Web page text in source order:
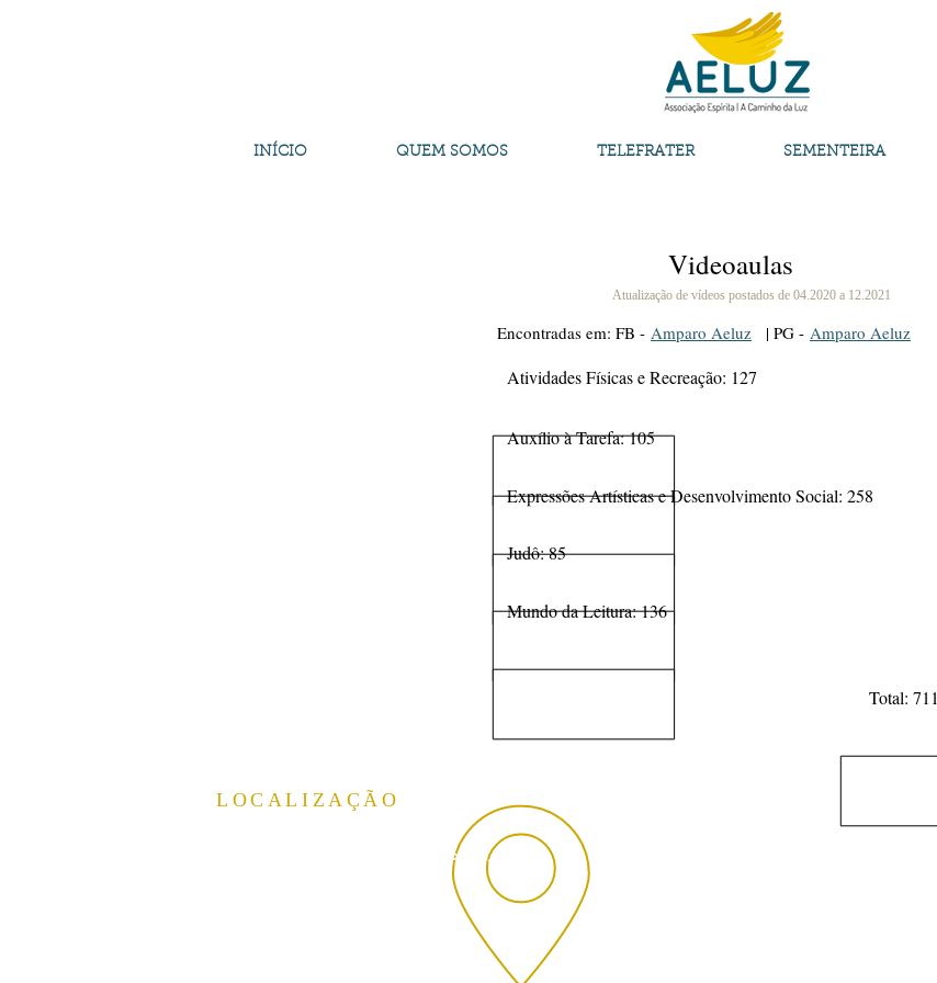
INÍCIO QUEM SOMOS TELEFRATER SEMENTEIRA
Videoaulas
Atualização de vídeos postados de 04.2020 a 12.2021
Encontradas em: FB - Amparo Aeluz | PG - Amparo Aeluz
Atividades Físicas e Recreação: 127
Auxílio à Tarefa: 105
Expressões Artísticas e Desenvolvimento Social: 258
Judô: 85
Mundo da Leitura: 136
Total: 711
LOCALIZAÇÃO
Vila São Jorge, São José do Rio Preto-